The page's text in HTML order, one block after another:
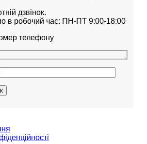
дзвінок.
в робочий час: ПН-ПТ 9:00-18:00
телефону